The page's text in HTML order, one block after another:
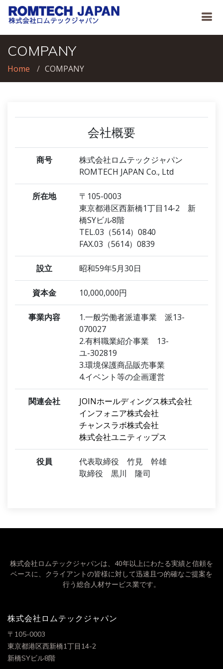
COMPANY
Home COMPANY
会社概要
商号
株式会社ロムテックジャパン
ROMTECH JAPAN Co., Ltd
所在地
〒105-0003
東京都港区西新橋1丁目14-2 新
橋SYビル8階
TEL.03（5614）0840
FAX.03（5614）0839
設立 昭和59年5月30日
資本金 10,000,000円
事業内容
1.一般労働者派遣事業 派13-
070027
2.有料職業紹介事業 13-
ユ-302819
3.環境保護商品販売事業
4.イベント等の企画運営
関連会社
JOINホールディングス株式会社
インフォニア株式会社
チャンスラボ株式会社
株式会社ユニティップス
役員
代表取締役 竹見 幹雄
取締役 黒川 隆司
株式会社ロムテックジャパンは、40年以上にわたる実績と信頼を
ベースに、クライアントの皆様に対して迅速且つ的確なご提案を
行う総合人材サービス業です。
株式会社ロムテックジャパン
〒105-0003
東京都港区西新橋1丁目14-2
新橋SYビル8階